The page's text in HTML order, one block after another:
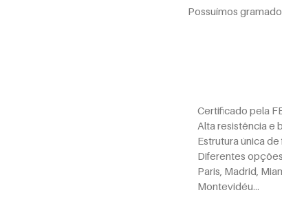
Possuímos
Certificado pela
Alta resistência e
Estrutura única
Diferentes
Paris, Madrid,
Montevidéu…